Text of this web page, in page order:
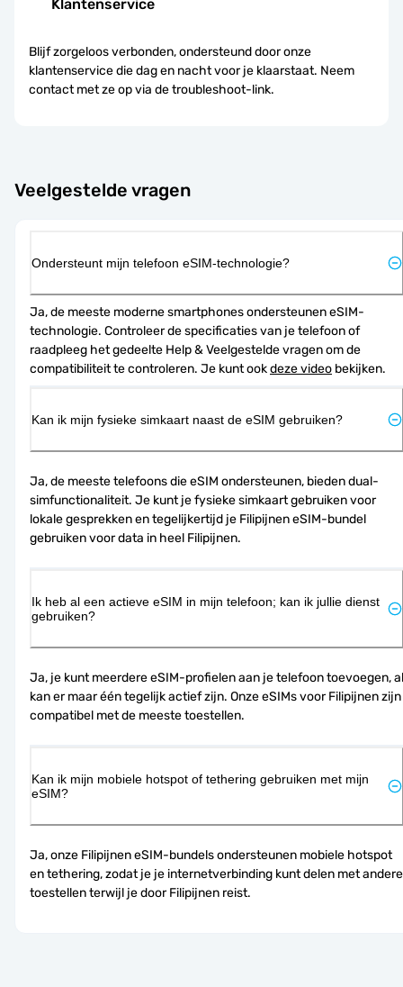
Klantenservice
Blijf zorgeloos verbonden, ondersteund door onze
klantenservice die dag en nacht voor je klaarstaat. Neem
contact met ze op via de troubleshoot-link.
Veelgestelde vragen
Ondersteunt mijn telefoon eSIM-technologie?
Ja, de meeste moderne smartphones ondersteunen eSIM-
technologie. Controleer de specificaties van je telefoon of
raadpleeg het gedeelte Help & Veelgestelde vragen om de
compatibiliteit te controleren. Je kunt ook deze video bekijken.
Kan ik mijn fysieke simkaart naast de eSIM gebruiken?
Ja, de meeste telefoons die eSIM ondersteunen, bieden dual-
simfunctionaliteit. Je kunt je fysieke simkaart gebruiken voor
lokale gesprekken en tegelijkertijd je Filipijnen eSIM-bundel
gebruiken voor data in heel Filipijnen.
Ik heb al een actieve eSIM in mijn telefoon; kan ik jullie dienst
gebruiken?
Ja, je kunt meerdere eSIM-profielen aan je telefoon toevoegen, al
kan er maar één tegelijk actief zijn. Onze eSIMs voor Filipijnen zijn
compatibel met de meeste toestellen.
Kan ik mijn mobiele hotspot of tethering gebruiken met mijn
eSIM?
Ja, onze Filipijnen eSIM-bundels ondersteunen mobiele hotspot
en tethering, zodat je je internetverbinding kunt delen met andere
toestellen terwijl je door Filipijnen reist.